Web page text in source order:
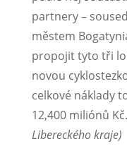
partnery –
městem
propojit tyto tři
novou
celkové náklady
12,400 miliónů Kč.
Libereckého kraje)